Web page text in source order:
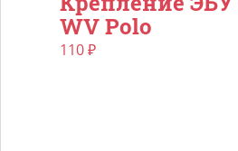
WV Polo
110₽